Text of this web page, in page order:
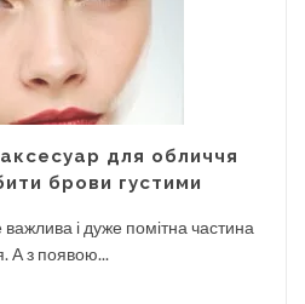
для обличчя
брови густими
і дуже помітна частина
А з появою...